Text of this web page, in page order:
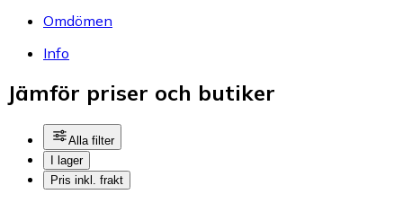
Omdömen
Info
Jämför priser och butiker
Alla filter
I lager
Pris inkl. frakt